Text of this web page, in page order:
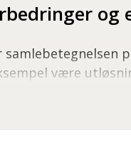
og
samlebetegnelsen
være